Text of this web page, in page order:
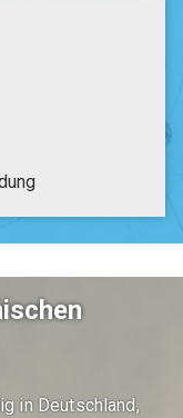
in Deutschland,